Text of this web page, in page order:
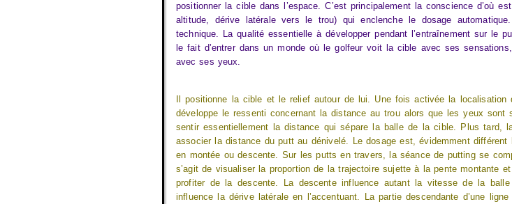
positionner la cible dans l’espace. C’est principalement la conscience d’où
altitude, dérive latérale vers le trou) qui enclenche le dosage
technique. La qualité essentielle à développer pendant l’entraînement sur le
le fait d’entrer dans un monde où le golfeur voit la cible avec ses
avec ses yeux.
Il positionne la cible et le relief autour de lui. Une fois activée la localisation
développe le ressenti concernant la distance au trou alors que les yeux sont
sentir essentiellement la distance qui sépare la balle de la cible. Plus tard,
associer la distance du putt au dénivelé. Le dosage est, évidemment
en montée ou descente. Sur les putts en travers, la séance de putting se
s’agit de visualiser la proportion de la trajectoire sujette à la pente montante
profiter de la descente. La descente influence autant la vitesse de la balle
influence la dérive latérale en l’accentuant. La partie descendante d’une